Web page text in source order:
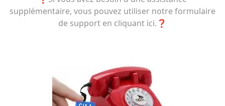
supplémentaire, vous pouvez utiliser notre formulaire
de support en cliquant ici.❓